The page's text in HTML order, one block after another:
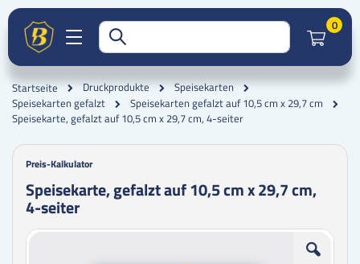
0
Startseite Druckprodukte
Speisekarten
Speisekarten gefalzt
Speisekarten gefalzt auf 10,5 cm x 29,7 cm
Speisekarte, gefalzt auf 10,5 cm x 29,7 cm, 4-seiter
Preis-Kalkulator
Speisekarte, gefalzt auf 10,5 cm x 29,7 cm,
4-seiter
Zum
Zum